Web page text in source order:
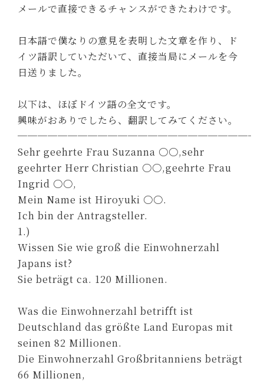
メールで直接できるチャンスができたわけです。
日本語で僕なりの意見を表明した文章を作り、ド
イツ語訳していただいて、直接当局にメールを今
日送りました。
以下は、ほぼドイツ語の全文です。
興味がおありでしたら、翻訳してみてください。
Sehr geehrte Frau Suzanna 〇〇,sehr
geehrter Herr Christian 〇〇,geehrte Frau
Ingrid 〇〇,
Mein Name ist Hiroyuki 〇〇.
Ich bin der Antragsteller.
1.)
Wissen Sie wie groß die Einwohnerzahl
Japans ist?
Sie beträgt ca. 120 Millionen.
Was die Einwohnerzahl betrifft ist
Deutschland das größte Land Europas mit
seinen 82 Millionen.
Die Einwohnerzahl Großbritanniens beträgt
66 Millionen,